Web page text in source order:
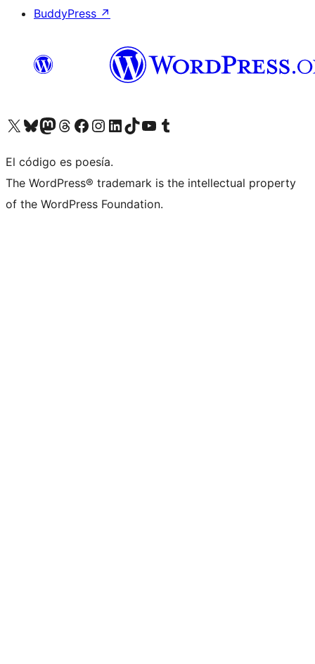
BuddyPress ↗
Visit our X (formerly Twitter) account
Visit our Bluesky account
Visit our Mastodon account
Visit our Threads account
Visita nuestra página de Facebook
Visita nuestra cuenta de Instagram
Visita nuestra cuenta de LinkedIn
Visit our TikTok account
Visita nuestro canal de YouTube
Visit our Tumblr account
El código es poesía.
The WordPress® trademark is the intellectual property
of the WordPress Foundation.